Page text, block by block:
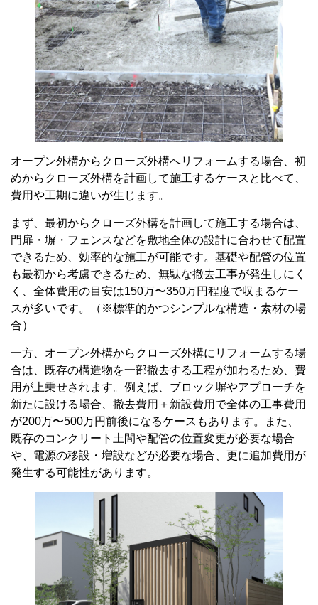
オープン外構からクローズ外構へリフォームする場合、初
めからクローズ外構を計画して施工するケースと比べて、
費用や工期に違いが生じます。
まず、最初からクローズ外構を計画して施工する場合は、
門扉・塀・フェンスなどを敷地全体の設計に合わせて配置
できるため、効率的な施工が可能です。基礎や配管の位置
く、全体費用の目安は150万〜350万円程度で収まるケー
スが多いです。（※標準的かつシンプルな構造・素材の場
合）
一方、オープン外構からクローズ外構にリフォームする場
合は、既存の構造物を一部撤去する工程が加わるため、費
用が上乗せされます。例えば、ブロック塀やアプローチを
が200万〜500万円前後になるケースもあります。また、
既存のコンクリート土間や配管の位置変更が必要な場合
や、電源の移設・増設などが必要な場合、更に追加費用が
発生する可能性があります。